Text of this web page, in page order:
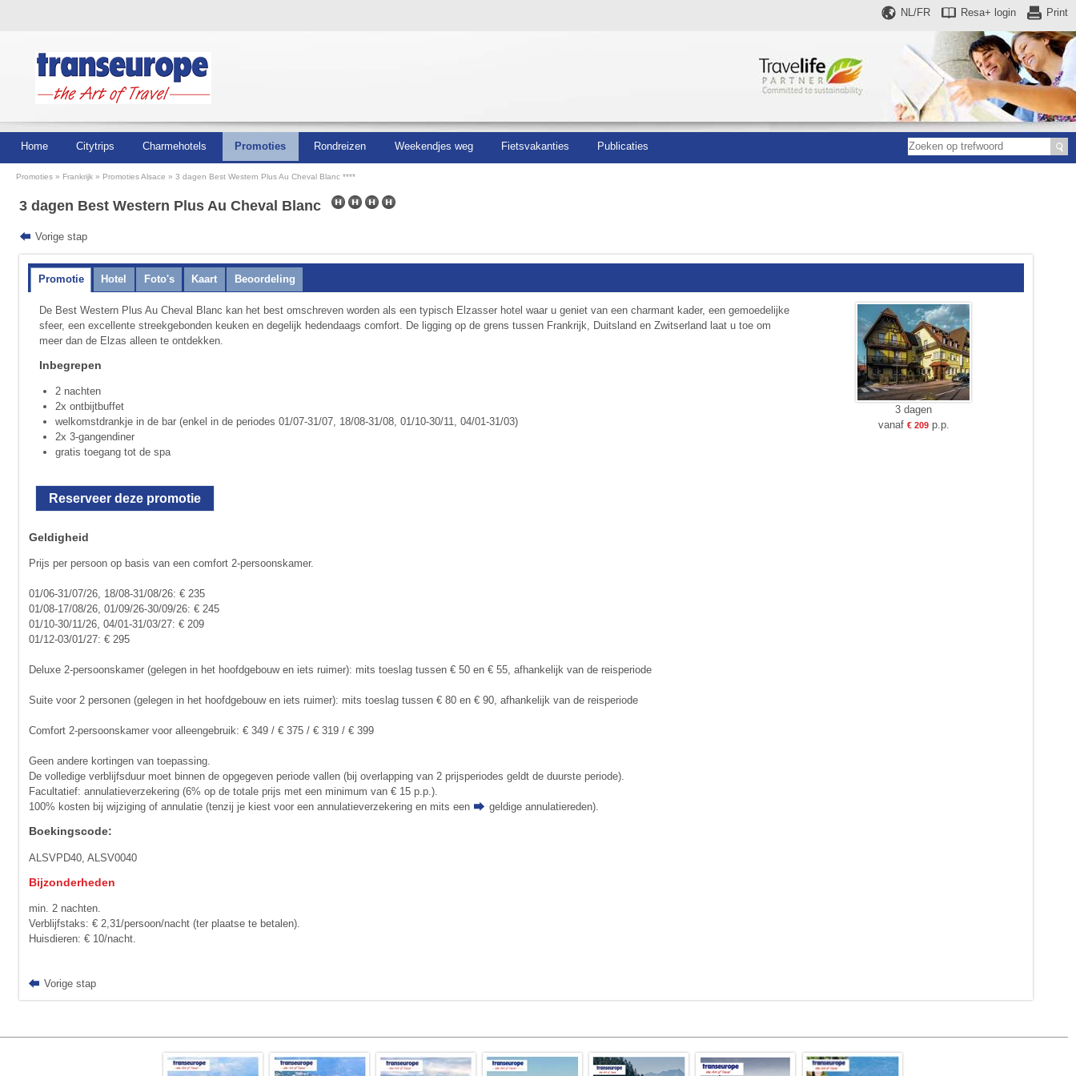
Print
Resa+ login
NL/FR
Home Citytrips Charmehotels Promoties Rondreizen Weekendjes weg Fietsvakanties Publicaties
Promoties Frankrijk Promoties Alsace 3 dagen Best Western Plus Au Cheval Blanc ****
3 dagen Best Western Plus Au Cheval Blanc
Vorige stap
Promotie Hotel Foto's Kaart Beoordeling
De Best Western Plus Au Cheval Blanc kan het best omschreven worden als een typisch Elzasser hotel waar u geniet van een charmant kader, een gemoedelijke
sfeer, een excellente streekgebonden keuken en degelijk hedendaags comfort. De ligging op de grens tussen Frankrijk, Duitsland en Zwitserland laat u toe om
meer dan de Elzas alleen te ontdekken.
Inbegrepen
2 nachten
2x ontbijtbuffet
welkomstdrankje in de bar (enkel in de periodes 01/07-31/07, 18/08-31/08, 01/10-30/11, 04/01-31/03)
2x 3-gangendiner
gratis toegang tot de spa
3 dagen
vanaf € 209p.p.
Reserveer deze promotie
Geldigheid
Prijs per persoon op basis van een comfort 2-persoonskamer.
01/06-31/07/26, 18/08-31/08/26: € 235
01/08-17/08/26, 01/09/26-30/09/26: € 245
01/10-30/11/26, 04/01-31/03/27: € 209
01/12-03/01/27: € 295
Deluxe 2-persoonskamer (gelegen in het hoofdgebouw en iets ruimer): mits toeslag tussen € 50 en € 55, afhankelijk van de reisperiode
Suite voor 2 personen (gelegen in het hoofdgebouw en iets ruimer): mits toeslag tussen € 80 en € 90, afhankelijk van de reisperiode
Comfort 2-persoonskamer voor alleengebruik: € 349 / € 375 / € 319 / € 399
Geen andere kortingen van toepassing.
De volledige verblijfsduur moet binnen de opgegeven periode vallen (bij overlapping van 2 prijsperiodes geldt de duurste periode).
Facultatief: annulatieverzekering (6% op de totale prijs met een minimum van € 15 p.p.).
100% kosten bij wijziging of annulatie (tenzij je kiest voor een annulatieverzekering en mits een
geldige annulatiereden).
Boekingscode:
ALSVPD40, ALSV0040
Bijzonderheden
min. 2 nachten.
Verblijfstaks: € 2,31/persoon/nacht (ter plaatse te betalen).
Huisdieren: € 10/nacht.
Vorige stap